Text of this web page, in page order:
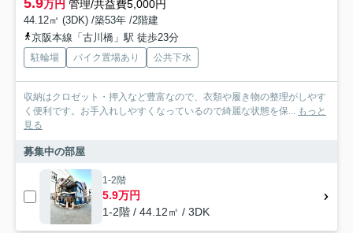
5.9万円 管理/共益費5,000円
44.12㎡ (3DK) /築53年 /2階建
京阪本線「古川橋」駅 徒歩23分
駐輪場 バイク置場あり 公共下水
収納はクロゼット・押入など豊富なので、衣類や履き物の整理がしやす
く便利です。お手入れしやすくなっているので綺麗な状態を保... もっと
見る
募集中の部屋
1-2階
5.9万円
1-2階 / 44.12㎡ / 3DK